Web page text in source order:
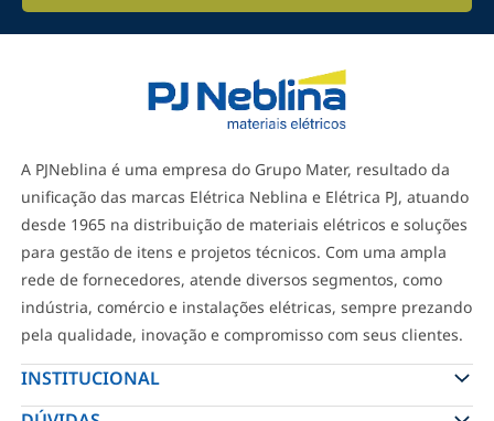
A PJNeblina é uma empresa do Grupo Mater, resultado da
unificação das marcas Elétrica Neblina e Elétrica PJ, atuando
desde 1965 na distribuição de materiais elétricos e soluções
para gestão de itens e projetos técnicos. Com uma ampla
rede de fornecedores, atende diversos segmentos, como
indústria, comércio e instalações elétricas, sempre prezando
pela qualidade, inovação e compromisso com seus clientes.
INSTITUCIONAL